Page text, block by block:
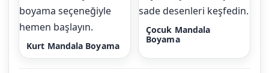
Kurt Mandala Boyama
Çocuk Mandala
Boyama